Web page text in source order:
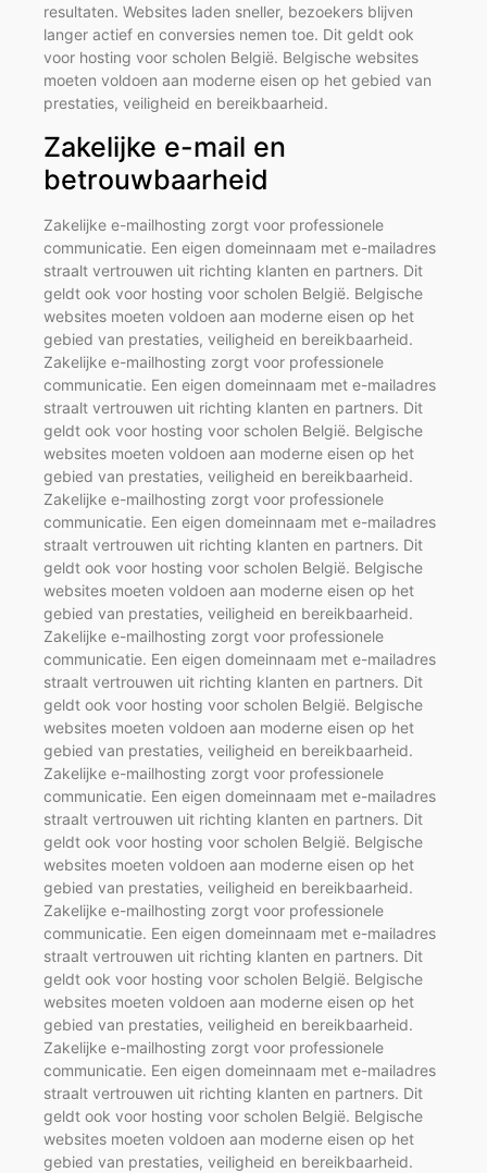
resultaten. Websites laden sneller, bezoekers blijven
langer actief en conversies nemen toe. Dit geldt ook
voor hosting voor scholen België. Belgische websites
moeten voldoen aan moderne eisen op het gebied van
prestaties, veiligheid en bereikbaarheid.
Zakelijke e-mail en
betrouwbaarheid
Zakelijke e-mailhosting zorgt voor professionele
communicatie. Een eigen domeinnaam met e-mailadres
straalt vertrouwen uit richting klanten en partners. Dit
geldt ook voor hosting voor scholen België. Belgische
websites moeten voldoen aan moderne eisen op het
gebied van prestaties, veiligheid en bereikbaarheid.
Zakelijke e-mailhosting zorgt voor professionele
communicatie. Een eigen domeinnaam met e-mailadres
straalt vertrouwen uit richting klanten en partners. Dit
geldt ook voor hosting voor scholen België. Belgische
websites moeten voldoen aan moderne eisen op het
gebied van prestaties, veiligheid en bereikbaarheid.
Zakelijke e-mailhosting zorgt voor professionele
communicatie. Een eigen domeinnaam met e-mailadres
straalt vertrouwen uit richting klanten en partners. Dit
geldt ook voor hosting voor scholen België. Belgische
websites moeten voldoen aan moderne eisen op het
gebied van prestaties, veiligheid en bereikbaarheid.
Zakelijke e-mailhosting zorgt voor professionele
communicatie. Een eigen domeinnaam met e-mailadres
straalt vertrouwen uit richting klanten en partners. Dit
geldt ook voor hosting voor scholen België. Belgische
websites moeten voldoen aan moderne eisen op het
gebied van prestaties, veiligheid en bereikbaarheid.
Zakelijke e-mailhosting zorgt voor professionele
communicatie. Een eigen domeinnaam met e-mailadres
straalt vertrouwen uit richting klanten en partners. Dit
geldt ook voor hosting voor scholen België. Belgische
websites moeten voldoen aan moderne eisen op het
gebied van prestaties, veiligheid en bereikbaarheid.
Zakelijke e-mailhosting zorgt voor professionele
communicatie. Een eigen domeinnaam met e-mailadres
straalt vertrouwen uit richting klanten en partners. Dit
geldt ook voor hosting voor scholen België. Belgische
websites moeten voldoen aan moderne eisen op het
gebied van prestaties, veiligheid en bereikbaarheid.
Zakelijke e-mailhosting zorgt voor professionele
communicatie. Een eigen domeinnaam met e-mailadres
straalt vertrouwen uit richting klanten en partners. Dit
geldt ook voor hosting voor scholen België. Belgische
websites moeten voldoen aan moderne eisen op het
gebied van prestaties, veiligheid en bereikbaarheid.